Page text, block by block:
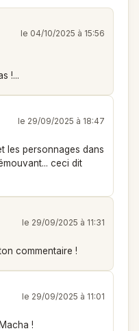
le 04/10/2025 à 15:56
!...
le 29/09/2025 à 18:47
les personnages dans
ceci dit
le 29/09/2025 à 11:31
commentaire !
le 29/09/2025 à 11:01
!